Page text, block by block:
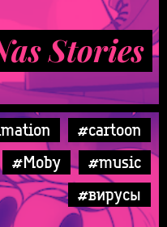
Stories
#cartoon
#Moby
#music
#вирусы